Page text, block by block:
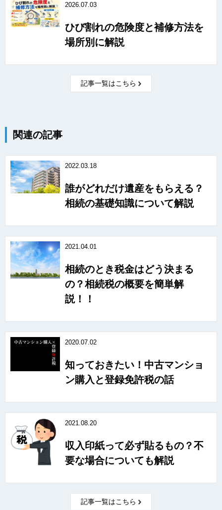
2026.07.03
ひび割れの危険度と補修方法を
場所別に解説
記事一覧はこちら
関連の記事
2022.03.18
誰がどれだけ遺産をもらえる？
相続の基礎知識について解説
2021.04.01
相続のとき税金はどう決まる
の？相続税の概要を簡単解
説！！
2020.07.02
知っておきたい！中古マンショ
ン購入と登録免許税の話
2021.08.20
収入印紙って必ず貼るもの？不
要な場合についても解説
記事一覧はこちら